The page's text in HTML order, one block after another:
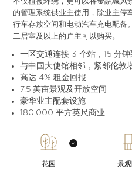
的管理系统供业主使用，除业主停
行车存放空间和电动汽车充电配备
二居室及以上的户主可以购买。
一区交通连接 3 个站，15 分
与中国大使馆相邻，紧邻伦敦
高达 4% 租金回报
7.5 英亩景观及开放空间
豪华业主配套设施
180,000 平方英尺商业
花园 景